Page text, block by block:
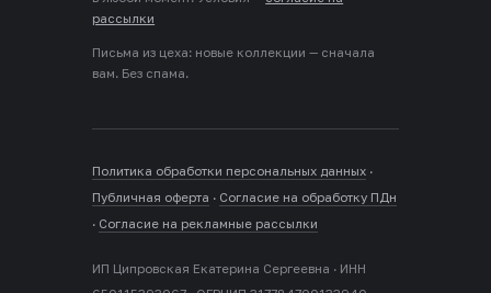
рассылки
Письма из цеха: новые коллекции — сначала
вам. Без спама.
Политика обработки персональных данных ·
Публичная оферта · Согласие на обработку ПДн
· Согласие на рекламные рассылки
ИП Ципровская Екатерина Сергеевна · ИНН